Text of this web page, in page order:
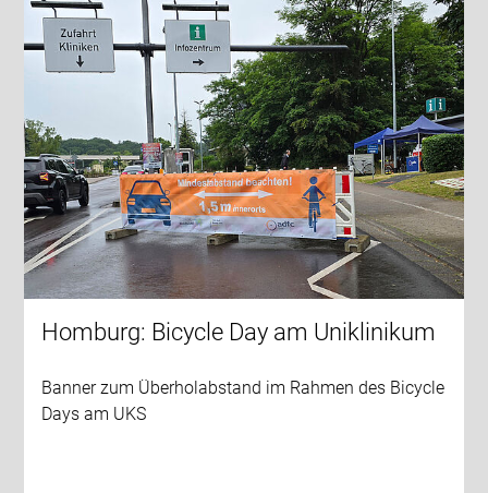
Homburg: Bicycle Day am Uniklinikum
Banner zum Überholabstand im Rahmen des Bicycle
Days am UKS